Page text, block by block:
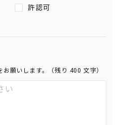
許認可
願いします。（残り 400 文字）